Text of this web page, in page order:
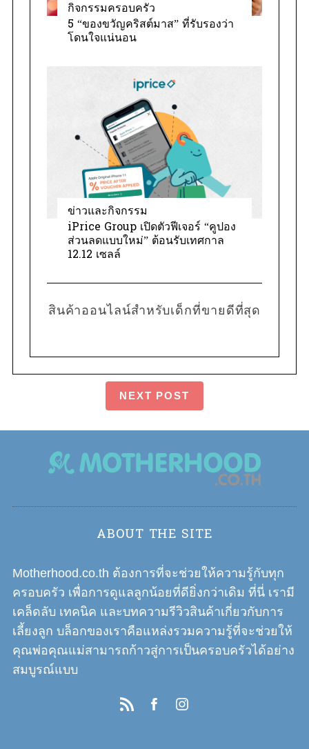
กิจกรรมครอบครัว
5 “ของขวัญคริสต์มาส” ที่รับรองว่า
โดนใจแน่นอน
ข่าวและกิจกรรม
iPrice Group เปิดตัวฟีเจอร์ “คูปอง
ส่วนลดแบบใหม่” ต้อนรับเทศกาล
12.12 เซลล์
สินค้าออนไลน์สำหรับเด็กที่ขายดีที่สุด
NEXT POST
ABOUT THE SITE
Motherhood.co.th ต้องการที่จะช่วยให้ความรู้กับทุก
ครอบครัว เพื่อการดูแลลูกน้อยที่ดียิ่งกว่าเดิม ที่นี่ เรามี
เคล็ดลับ เทคนิค และบทความรีวิวสินค้าเกี่ยวกับการ
เลี้ยงลูก บล็อกของเราคือแหล่งรวมความรู้ที่จะช่วยให้
คุณพ่อคุณแม่สามารถก้าวสู่การเป็นครอบครัวได้อย่าง
สมบูรณ์แบบ